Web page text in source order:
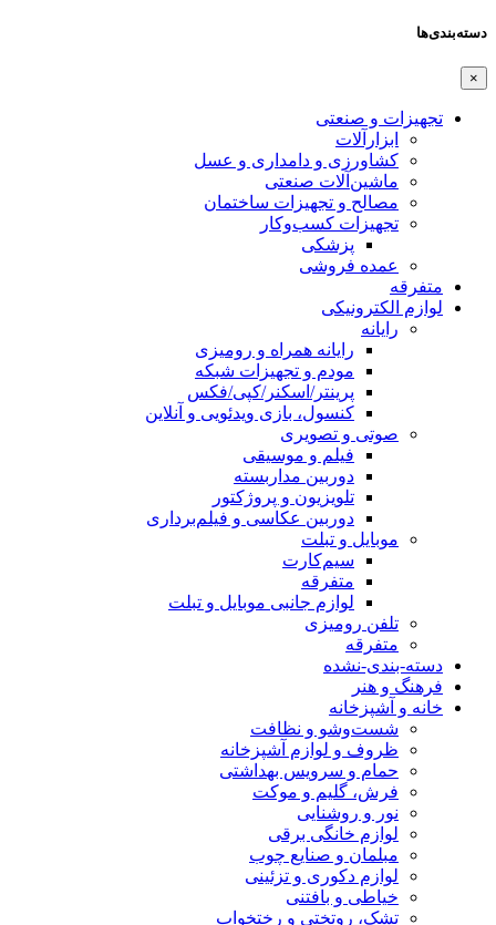
دسته‌بندی‌ها
×
تجهیزات و صنعتی
ابزارآلات
کشاورزی و دامداری و عسل
ماشین‌آلات صنعتی
مصالح و تجهیزات ساختمان
تجهیزات کسب‌وکار
پزشکی
عمده فروشی
متفرقه
لوازم الکترونیکی
رایانه
رایانه همراه و رومیزی
مودم و تجهیزات شبکه
پرینتر/اسکنر/کپی/فکس
کنسول، بازی‌ ویدئویی و آنلاین
صوتی و تصویری
فیلم و موسیقی
دوربین مداربسته
تلویزیون و پروژکتور
دوربین عکاسی و فیلم‌برداری
موبایل و تبلت
سیم‌کارت
متفرقه
لوازم جانبی موبایل و تبلت
تلفن رومیزی
متفرقه
دسته-بندی-نشده
فرهنگ و هنر
خانه و آشپزخانه
شست‌وشو و نظافت
ظروف و لوازم آشپزخانه
حمام و سرویس بهداشتی
فرش، گلیم و موکت
نور و روشنایی
لوازم خانگی برقی
مبلمان و صنایع چوب
لوازم دکوری و تزئینی
خیاطی و بافتنی
تشک، روتختی و رختخواب